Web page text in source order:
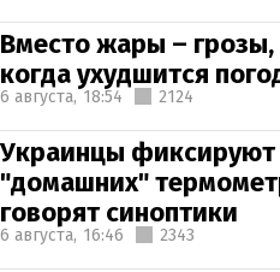
Вместо жары – грозы,
когда ухудшится
6 августа, 18:54 2124
Украинцы фиксируют
"домашних"
говорят синоптики
6 августа, 16:46 2343